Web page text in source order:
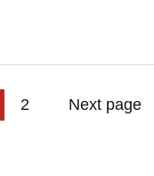
2 Next page